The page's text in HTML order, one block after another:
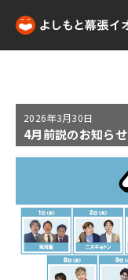
2026年3月30日
4月前説のお知らせ